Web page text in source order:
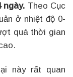
Theo Cục
ở nhiệt độ 0-
quá thời gian
này rất quan